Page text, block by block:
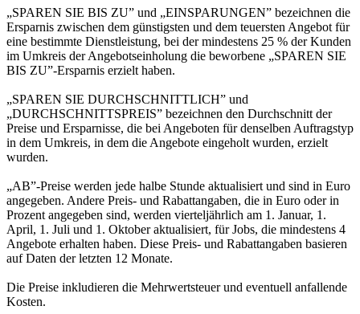
„SPAREN SIE BIS ZU” und „EINSPARUNGEN” bezeichnen die
Ersparnis zwischen dem günstigsten und dem teuersten Angebot für
eine bestimmte Dienstleistung, bei der mindestens 25 % der Kunden
im Umkreis der Angebotseinholung die beworbene „SPAREN SIE
BIS ZU”-Ersparnis erzielt haben.
„SPAREN SIE DURCHSCHNITTLICH” und
„DURCHSCHNITTSPREIS” bezeichnen den Durchschnitt der
Preise und Ersparnisse, die bei Angeboten für denselben Auftragstyp
in dem Umkreis, in dem die Angebote eingeholt wurden, erzielt
wurden.
„AB”-Preise werden jede halbe Stunde aktualisiert und sind in Euro
angegeben. Andere Preis- und Rabattangaben, die in Euro oder in
Prozent angegeben sind, werden vierteljährlich am 1. Januar, 1.
April, 1. Juli und 1. Oktober aktualisiert, für Jobs, die mindestens 4
Angebote erhalten haben. Diese Preis- und Rabattangaben basieren
auf Daten der letzten 12 Monate.
Die Preise inkludieren die Mehrwertsteuer und eventuell anfallende
Kosten.